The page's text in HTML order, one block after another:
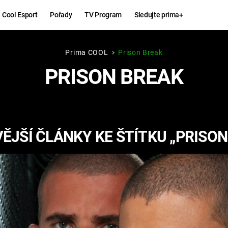
Cool Esport Pořady TV Program Sledujte prima+
Hry
KINGDOM
COME:
DELIVERANCE
Zábava
CHUCK
NORRIS
Prima COOL Prison Break
PRISON BREAK
ČLÁNKY KE ŠTÍTKU